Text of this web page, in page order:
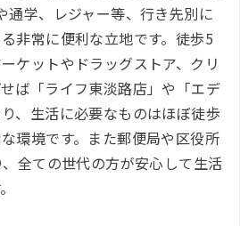
通学、レジャー等、行き先別に
非常に便利な立地です。徒歩5
ケットやドラッグストア、クリ
ば「ライフ東淡路店」や「エデ
、生活に必要なものはほぼ徒歩
環境です。また郵便局や区役所
全ての世代の方が安心して生活